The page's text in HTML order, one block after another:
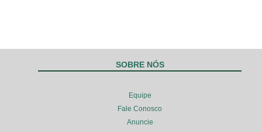
SOBRE NÓS
Equipe
Fale Conosco
Anuncie